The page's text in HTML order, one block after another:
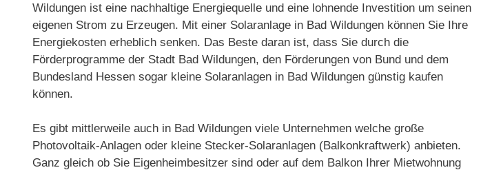
Wildungen ist eine nachhaltige Energiequelle und eine lohnende Investition um seinen
eigenen Strom zu Erzeugen. Mit einer Solaranlage in Bad Wildungen können Sie Ihre
Energiekosten erheblich senken. Das Beste daran ist, dass Sie durch die
Förderprogramme der Stadt Bad Wildungen, den Förderungen von Bund und dem
Bundesland Hessen sogar kleine Solaranlagen in Bad Wildungen günstig kaufen
können.
Es gibt mittlerweile auch in Bad Wildungen viele Unternehmen welche große
Photovoltaik-Anlagen oder kleine Stecker-Solaranlagen (Balkonkraftwerk) anbieten.
Ganz gleich ob Sie Eigenheimbesitzer sind oder auf dem Balkon Ihrer Mietwohnung